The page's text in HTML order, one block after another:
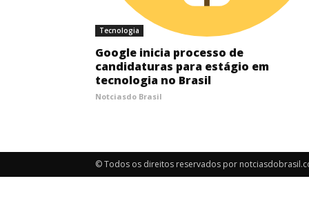
Tecnologia
Google inicia processo de
candidaturas para estágio em
tecnologia no Brasil
Notciasdo Brasil
© Todos os direitos reservados por